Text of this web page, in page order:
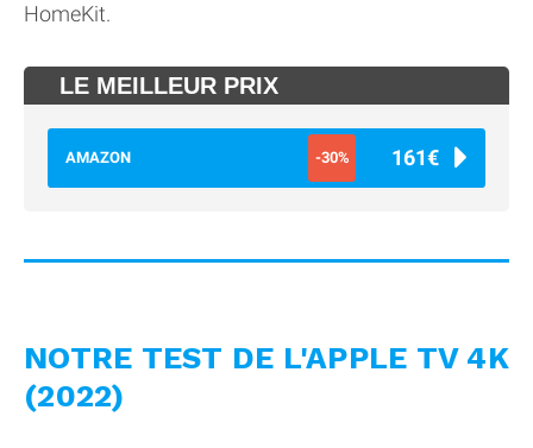
HomeKit.
LE MEILLEUR PRIX
AMAZON -30% 161€
NOTRE TEST DE L'APPLE TV 4K
(2022)